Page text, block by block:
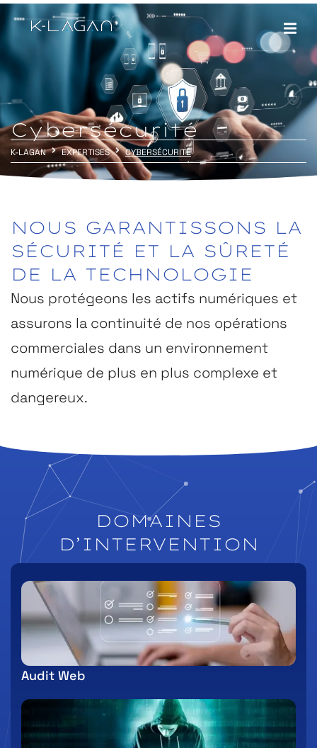
Cybersécurité
K-LAGAN EXPERTISES CYBERSÉCURITÉ
NOUS GARANTISSONS LA
SÉCURITÉ ET LA SÛRETÉ
DE LA TECHNOLOGIE
Nous protégeons les actifs numériques et
assurons la continuité de nos opérations
commerciales dans un environnement
numérique de plus en plus complexe et
dangereux.
DOMAINES
D’INTERVENTION
Audit Web